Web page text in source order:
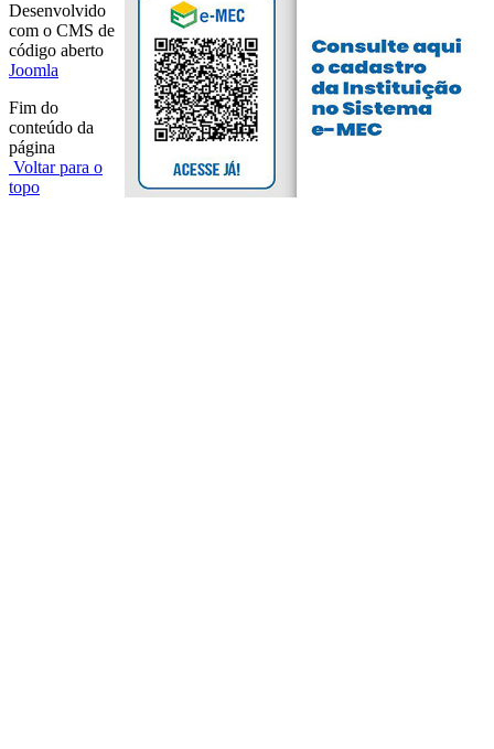
Desenvolvido
com o CMS de
código aberto
Joomla
Fim do
conteúdo da
página
Voltar para o
topo